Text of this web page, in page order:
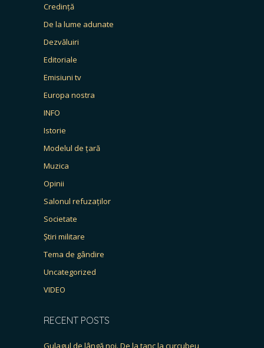
Credință
De la lume adunate
Dezvăluiri
Editoriale
Emisiuni tv
Europa nostra
INFO
Istorie
Modelul de țară
Muzica
Opinii
Salonul refuzaților
Societate
Știri militare
Tema de gândire
Uncategorized
VIDEO
RECENT POSTS
Gulagul de lângă noi. De la tanc la curcubeu